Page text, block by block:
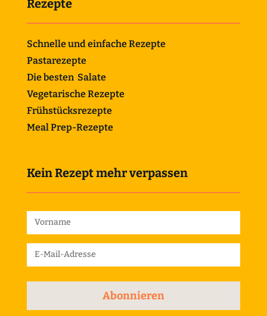
Rezepte
Schnelle und einfache Rezepte
Pastarezepte
Die besten Salate
Vegetarische Rezepte
Frühstücksrezepte
Meal Prep-Rezepte
Kein Rezept mehr verpassen
Abonnieren